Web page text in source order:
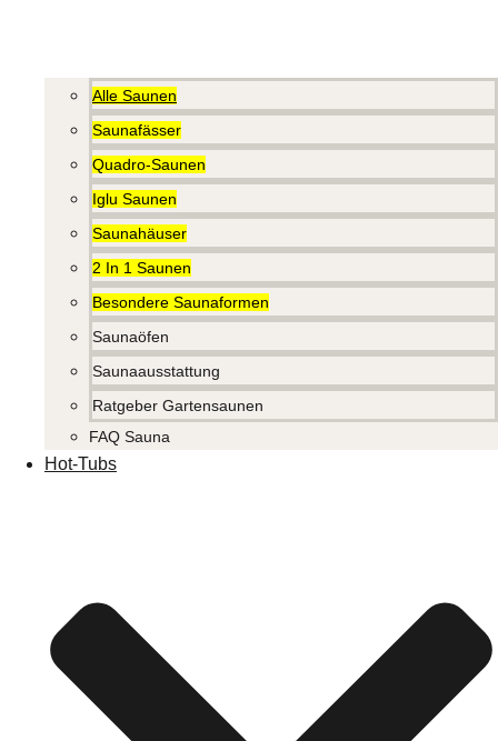
Alle Saunen
Saunafässer
Quadro-Saunen
Iglu Saunen
Saunahäuser
2 In 1 Saunen
Besondere Saunaformen
Saunaöfen
Saunaausstattung
Ratgeber Gartensaunen
FAQ Sauna
Hot-Tubs